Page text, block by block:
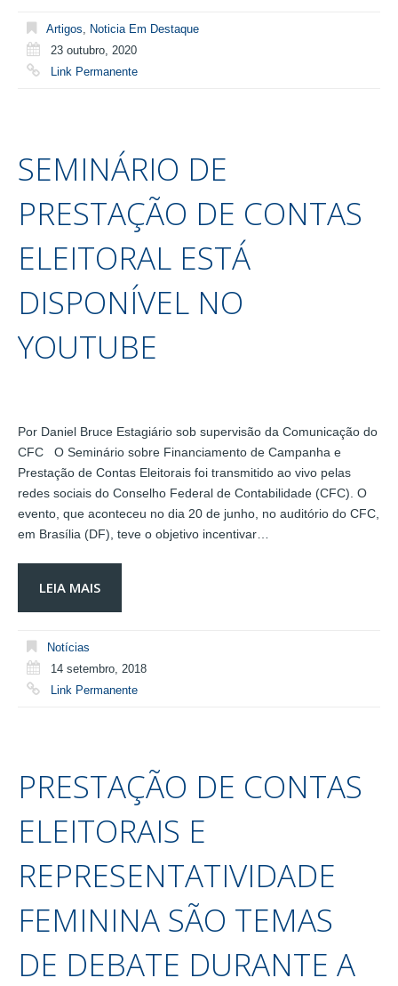
Artigos, Noticia Em Destaque
23 outubro, 2020
Link Permanente
SEMINÁRIO DE
PRESTAÇÃO DE CONTAS
ELEITORAL ESTÁ
DISPONÍVEL NO
YOUTUBE
Por Daniel Bruce Estagiário sob supervisão da Comunicação do
CFC O Seminário sobre Financiamento de Campanha e
Prestação de Contas Eleitorais foi transmitido ao vivo pelas
redes sociais do Conselho Federal de Contabilidade (CFC). O
evento, que aconteceu no dia 20 de junho, no auditório do CFC,
em Brasília (DF), teve o objetivo incentivar…
LEIA MAIS
Notícias
14 setembro, 2018
Link Permanente
PRESTAÇÃO DE CONTAS
ELEITORAIS E
REPRESENTATIVIDADE
FEMININA SÃO TEMAS
DE DEBATE DURANTE A